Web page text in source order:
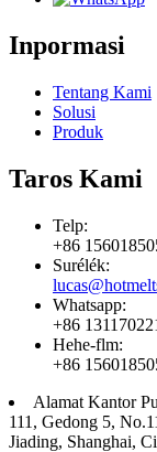
Inpormasi
Tentang Kami
Solusi
Produk
Taros Kami
Telp:
+86
Surélék:
Whatsapp:
+86
Hehe-flm:
+86
Alamat Kantor
111, Gedong 5,
Jiading, Shanghai,